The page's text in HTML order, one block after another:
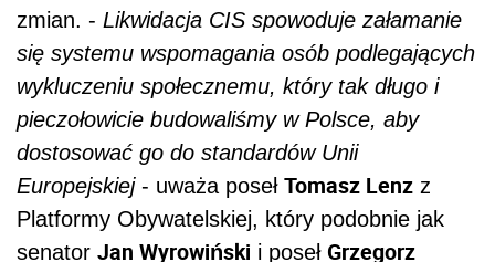
zmian. - Likwidacja CIS spowoduje załamanie
się systemu wspomagania osób podlegających
wykluczeniu społecznemu, który tak długo i
pieczołowicie budowaliśmy w Polsce, aby
dostosować go do standardów Unii
Europejskiej- uważa poseł Tomasz Lenz z
Platformy Obywatelskiej, który podobnie jak
senator Jan Wyrowiński i poseł Grzegorz